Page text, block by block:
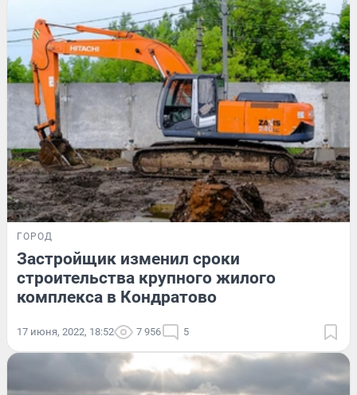
ГОРОД
Застройщик изменил сроки
строительства крупного жилого
комплекса в Кондратово
17 июня, 2022, 18:52 7 956 5